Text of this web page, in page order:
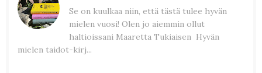
Se on kuulkaa niin, että tästä tulee hyvän
mielen vuosi! Olen jo aiemmin ollut
haltioissani Maaretta Tukiaisen Hyvän
mielen taidot-kirj...